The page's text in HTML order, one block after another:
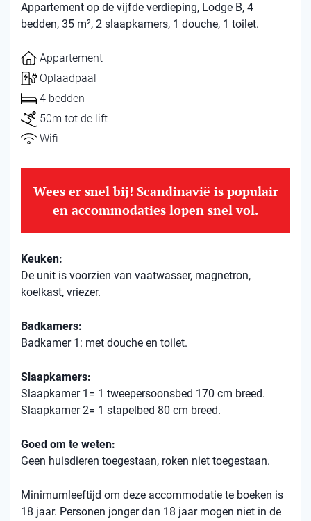
Appartement op de vijfde verdieping, Lodge B, 4
bedden, 35 m², 2 slaapkamers, 1 douche, 1 toilet.
Appartement
Oplaadpaal
4 bedden
50m tot de lift
Wifi
Wees er snel bij! Scandinavië is populair
en accommodaties lopen snel vol.
Keuken:
De unit is voorzien van vaatwasser, magnetron,
koelkast, vriezer.
Badkamers:
Badkamer 1: met douche en toilet.
Slaapkamers:
Slaapkamer 1= 1 tweepersoonsbed 170 cm breed.
Slaapkamer 2= 1 stapelbed 80 cm breed.
Goed om te weten:
Geen huisdieren toegestaan, roken niet toegestaan.
Minimumleeftijd om deze accommodatie te boeken is
18 jaar. Personen jonger dan 18 jaar mogen niet in de